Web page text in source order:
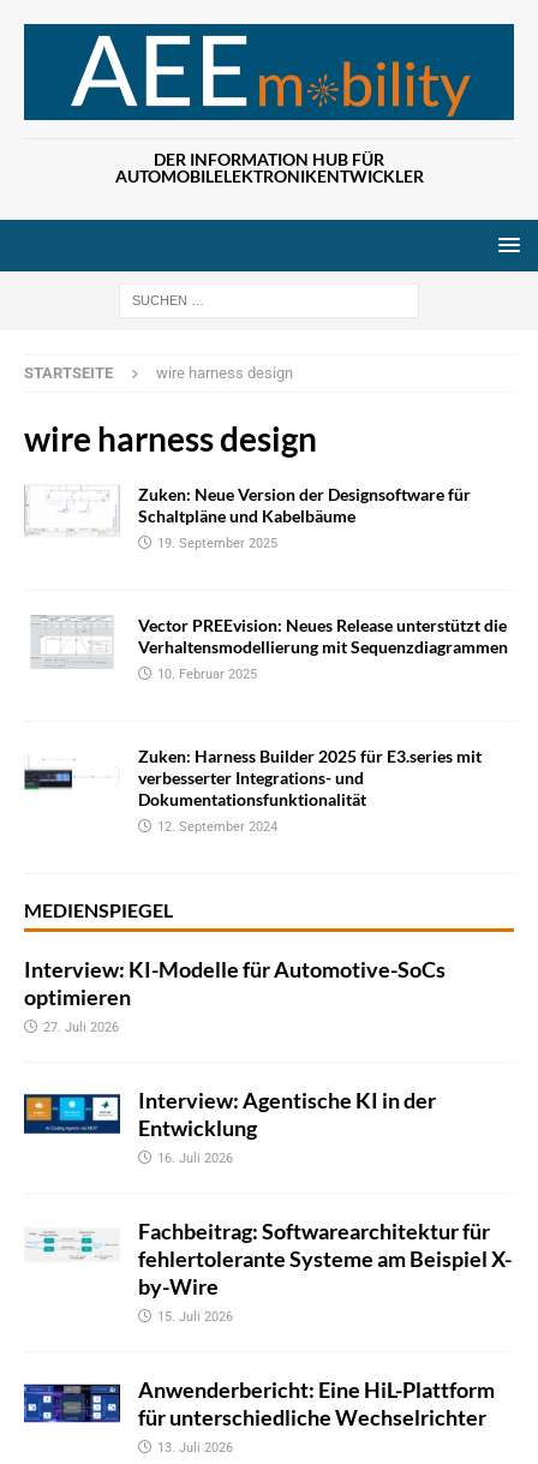
DER INFORMATION HUB FÜR
AUTOMOBILELEKTRONIKENTWICKLER
STARTSEITE wire harness design
wire harness design
Zuken: Neue Version der Designsoftware für
Schaltpläne und Kabelbäume
19. September 2025
Vector PREEvision: Neues Release unterstützt die
Verhaltensmodellierung mit Sequenzdiagrammen
10. Februar 2025
Zuken: Harness Builder 2025 für E3.series mit
verbesserter Integrations- und
Dokumentationsfunktionalität
12. September 2024
MEDIENSPIEGEL
Interview: KI-Modelle für Automotive-SoCs
optimieren
27. Juli 2026
Interview: Agentische KI in der
Entwicklung
16. Juli 2026
Fachbeitrag: Softwarearchitektur für
fehlertolerante Systeme am Beispiel X-
by-Wire
15. Juli 2026
Anwenderbericht: Eine HiL-Plattform
für unterschiedliche Wechselrichter
13. Juli 2026